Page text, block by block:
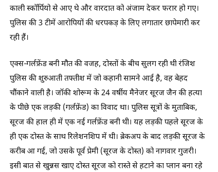
काली स्कॉर्पियो से आए थे और वारदात को अंजाम देकर फरार हो गए।
पुलिस की 3 टीमें आरोपियों की धरपकड़ के लिए लगातार छापेमारी कर
रही हैं।
एक्स-गर्लफ्रेंड बनी मौत की वजह, दोस्तों के बीच सुलग रही थी रंजिश
पुलिस की शुरुआती तफ्तीश में जो कहानी सामने आई है, वह बेहद
चौंकाने वाली है। जॉकी शोरूम के 24 वर्षीय मैनेजर सूरज जैन की हत्या
के पीछे एक लड़की (गर्लफ्रेंड) का विवाद था। पुलिस सूत्रों के मुताबिक,
सूरज की हाल ही में एक नई गर्लफ्रेंड बनी थी। यह लड़की पहले सूरज के
ही एक दोस्त के साथ रिलेशनशिप में थी। ब्रेकअप के बाद लड़की सूरज के
करीब आ गई, जो उसके पूर्व प्रेमी (सूरज के दोस्त) को नागवार गुजरी।
इसी बात से खुन्नस खाए दोस्त सूरज को रास्ते से हटाने का प्लान बना रहे